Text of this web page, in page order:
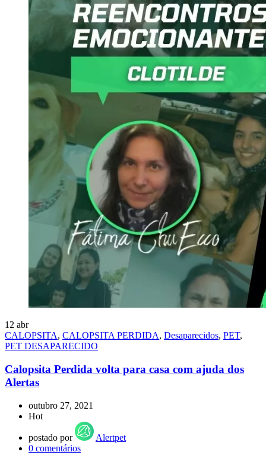
12 abr
CALOPSITA, CALOPSITA PERDIDA, Desaparecidos, PET,
PET DESAPARECIDO
Calopsita Perdida volta para casa com ajuda dos
Alertas
outubro 27, 2021
Hot
postado por
Alertpet
0 comentários